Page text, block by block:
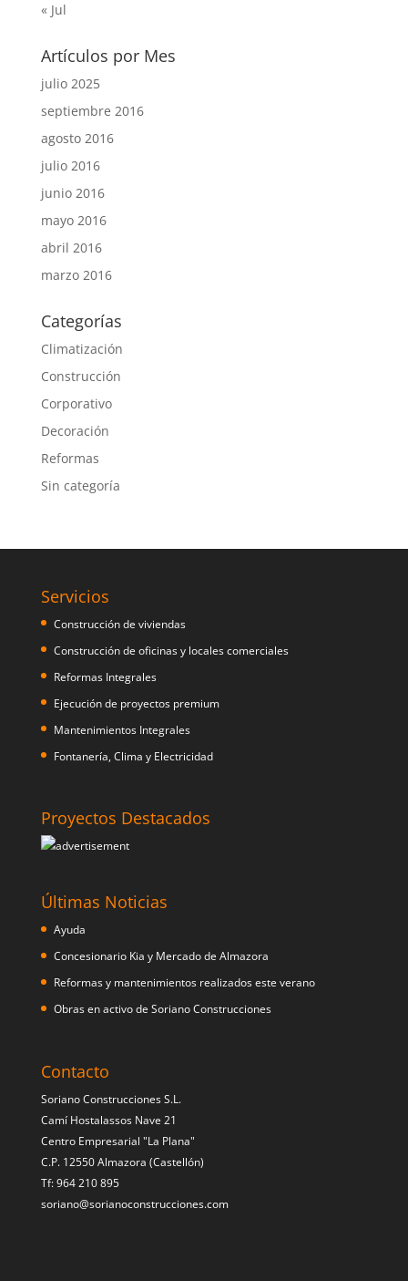
« Jul
Artículos por Mes
julio 2025
septiembre 2016
agosto 2016
julio 2016
junio 2016
mayo 2016
abril 2016
marzo 2016
Categorías
Climatización
Construcción
Corporativo
Decoración
Reformas
Sin categoría
Servicios
Construcción de viviendas
Construcción de oficinas y locales comerciales
Reformas Integrales
Ejecución de proyectos premium
Mantenimientos Integrales
Fontanería, Clima y Electricidad
Proyectos Destacados
Últimas Noticias
Ayuda
Concesionario Kia y Mercado de Almazora
Reformas y mantenimientos realizados este verano
Obras en activo de Soriano Construcciones
Contacto
Soriano Construcciones S.L.
Camí Hostalassos Nave 21
Centro Empresarial "La Plana"
C.P. 12550 Almazora (Castellón)
Tf: 964 210 895
soriano@sorianoconstrucciones.com